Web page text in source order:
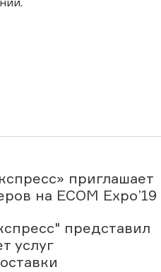
приглашает
на ECOM Expo’19
представил
услуг